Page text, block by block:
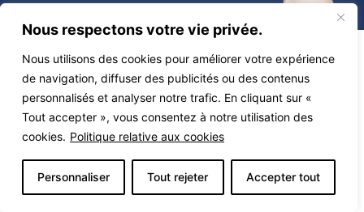
Nous respectons votre vie privée.
Nous utilisons des cookies pour améliorer votre expérience
de navigation, diffuser des publicités ou des contenus
personnalisés et analyser notre trafic. En cliquant sur «
Tout accepter », vous consentez à notre utilisation des
cookies. Politique relative aux cookies
Personnaliser Tout rejeter Accepter tout
Tous droits réservés 2026